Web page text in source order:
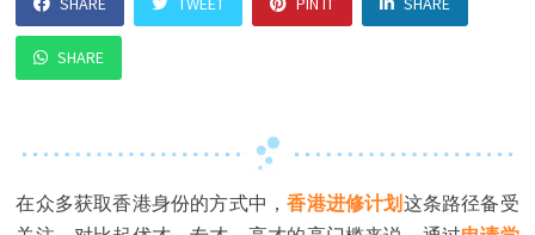
SHARE
在众多获取香港身份的方式中，香港进修计划这条路径备受